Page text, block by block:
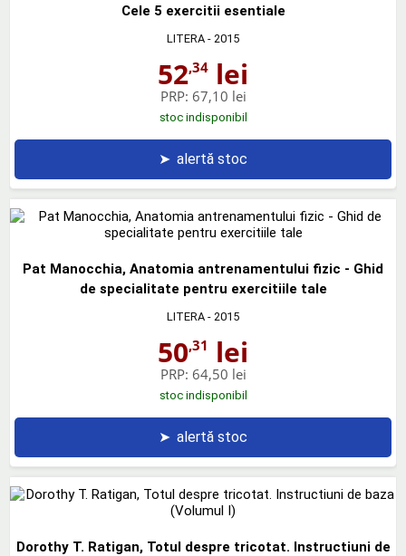
Cele 5 exercitii esentiale
LITERA - 2015
52,34 lei
PRP: 67,10 lei
stoc indisponibil
➤ alertă stoc
Pat Manocchia, Anatomia antrenamentului fizic - Ghid
de specialitate pentru exercitiile tale
LITERA - 2015
50,31 lei
PRP: 64,50 lei
stoc indisponibil
➤ alertă stoc
Dorothy T. Ratigan, Totul despre tricotat. Instructiuni de